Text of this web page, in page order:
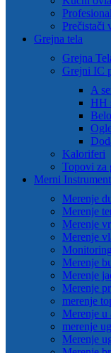
Prečistači
Grejna tela
Grejna
Grejni IC
A
HH
Kaloriferi
Topovi za
Merni
Merenje
Merenje
Merenje
Merenje
Merenje
Merenje
Merenje
merenje
Merenje u
merenje
Merenje